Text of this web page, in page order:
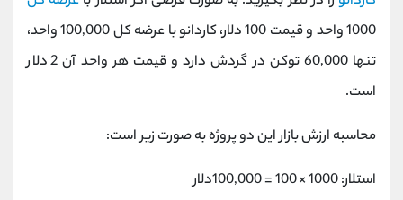
1000 واحد و قیمت 100 دلار، کاردانو با عرضه کل 100,000 واحد،
تنها 60,000 توکن در گردش دارد و قیمت هر واحد آن 2 دلار
است.
محاسبه ارزش بازار این دو پروژه به صورت زیر است:
استلار: 1000 × 100 = 100,000دلار